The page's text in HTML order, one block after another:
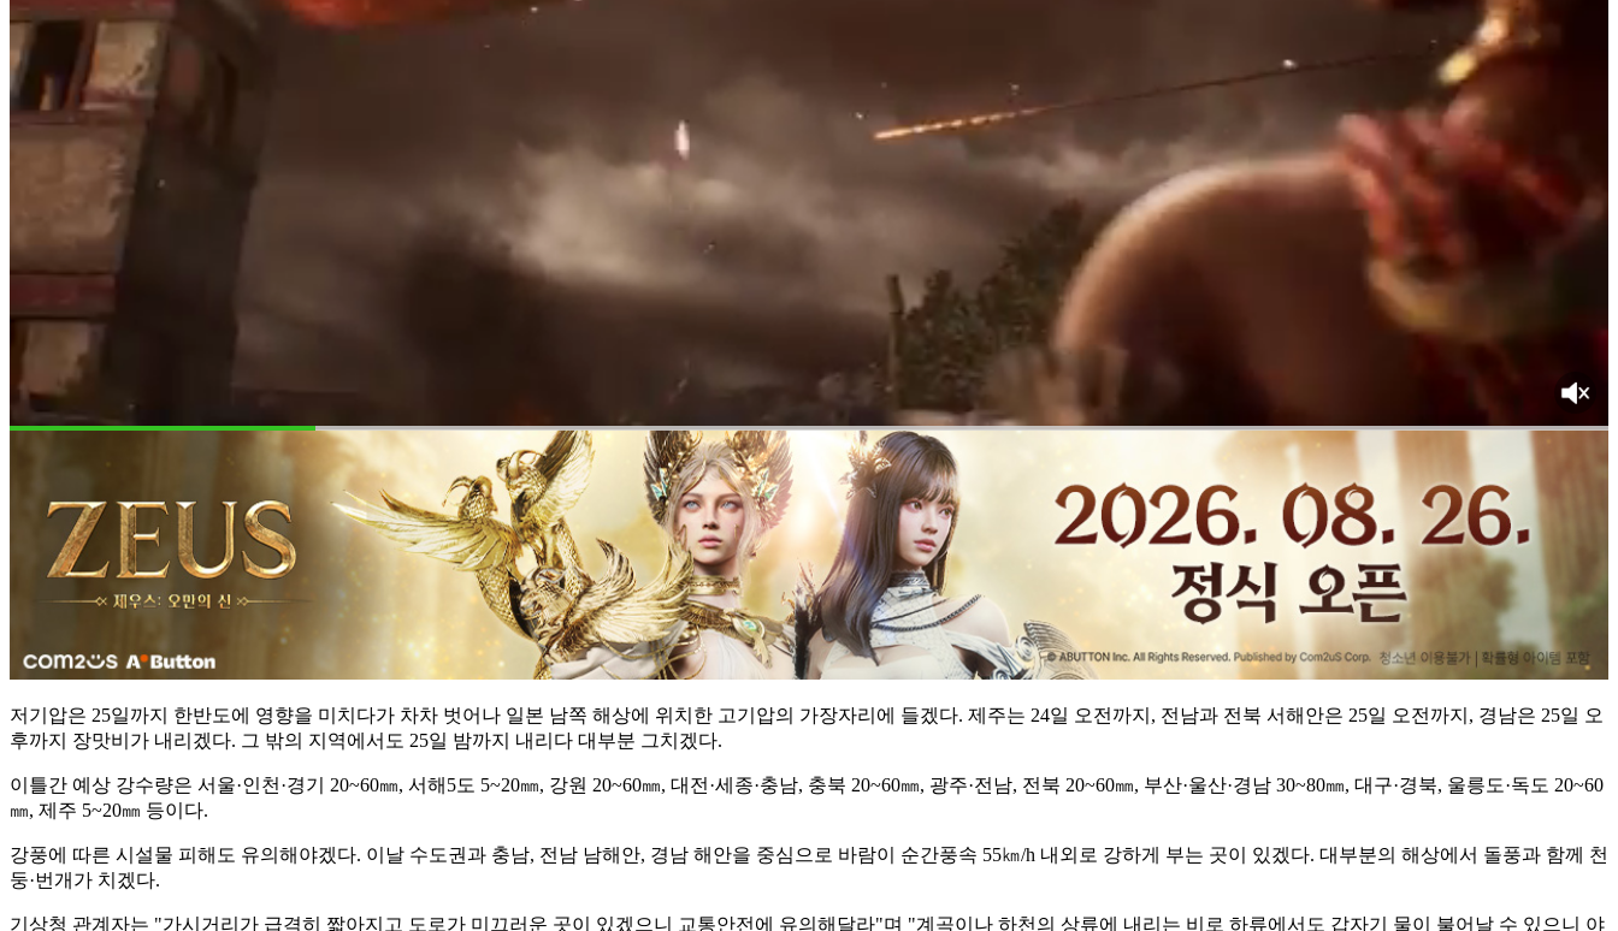
저기압은 25일까지 한반도에 영향을 미치다가 차차 벗어나 일본 남쪽 해상에 위치한 고기압의 가장자리에 들겠다. 제주는 24일 오전까지, 전남과 전북 서해안은 25일 오전까지, 경남은 25일 오
후까지 장맛비가 내리겠다. 그 밖의 지역에서도 25일 밤까지 내리다 대부분 그치겠다.
이틀간 예상 강수량은 서울·인천·경기 20~60㎜, 서해5도 5~20㎜, 강원 20~60㎜, 대전·세종·충남, 충북 20~60㎜, 광주·전남, 전북 20~60㎜, 부산·울산·경남 30~80㎜, 대구·경북, 울릉도·독도 20~60
㎜, 제주 5~20㎜ 등이다.
강풍에 따른 시설물 피해도 유의해야겠다. 이날 수도권과 충남, 전남 남해안, 경남 해안을 중심으로 바람이 순간풍속 55㎞/h 내외로 강하게 부는 곳이 있겠다. 대부분의 해상에서 돌풍과 함께 천
둥·번개가 치겠다.
기상청 관계자는 "가시거리가 급격히 짧아지고 도로가 미끄러운 곳이 있겠으니 교통안전에 유의해달라"며 "계곡이나 하천의 상류에 내리는 비로 하류에서도 갑자기 물이 불어날 수 있으니 야